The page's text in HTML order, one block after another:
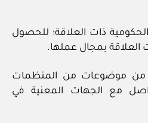
ذات العلاقة؛ للحصول
العلاقة بمجال عملها.
من موضوعات من المنظمات
مع الجهات المعنية في